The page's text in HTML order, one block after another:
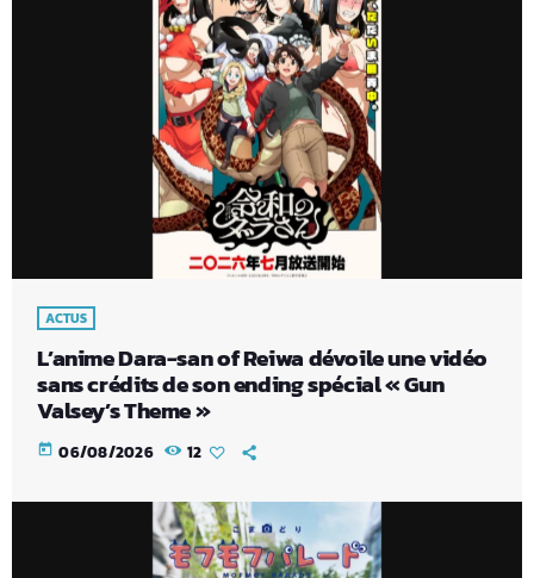
ACTUS
L’anime Dara-san of Reiwa dévoile une vidéo
sans crédits de son ending spécial « Gun
Valsey’s Theme »
today 06/08/2026 12